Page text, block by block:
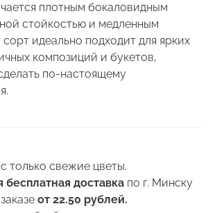
плотным бокаловидным
стойкостью и медленным
идеально подходит для ярких
композиций и букетов,
по-настоящему
только свежие цветы.
бесплатная доставкапо г. Минску
от 22.50 рублей.
отзыв
нахождение цветов
года на улице.
букет, убедитесь, что
В зимнее время, даже
контакт с холодным
сумках).
только в чистую вазу с водой
вазе должно быть много почти
время
мы свяжемся с Вами в
время
61-92
91-92
91-92
Китай